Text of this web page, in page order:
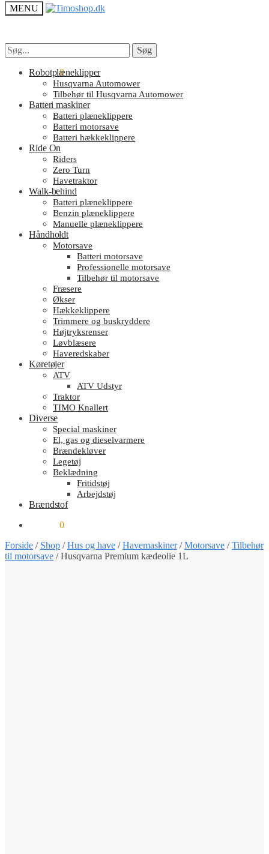
MENU
Søg
efter:
Søg
kr.0.00 0
Søg
efter:
Søg
Robotplæneklipper
Husqvarna Automower
Tilbehør til Husqvarna Automower
Batteri maskiner
Batteri plæneklippere
Batteri motorsave
Batteri hækkeklippere
Ride On
Riders
Zero Turn
Havetraktor
Walk-behind
Batteri plæneklippere
Benzin plæneklippere
Manuelle plæneklippere
Håndholdt
Motorsave
Batteri motorsave
Professionelle motorsave
Tilbehør til motorsave
Fræsere
Økser
Hækkeklippere
Trimmere og buskryddere
Højtryksrenser
Løvblæsere
Haveredskaber
Køretøjer
ATV
ATV Udstyr
Traktor
TIMO Knallert
Diverse
Special maskiner
El, gas og dieselvarmere
Brændekløver
Legetøj
Beklædning
Fritidstøj
Arbejdstøj
Brændstof
0
Forside / Shop /Hus og have /Havemaskiner/Motorsave /Tilbehør
til motorsave /Husqvarna Premium kædeolie 1L